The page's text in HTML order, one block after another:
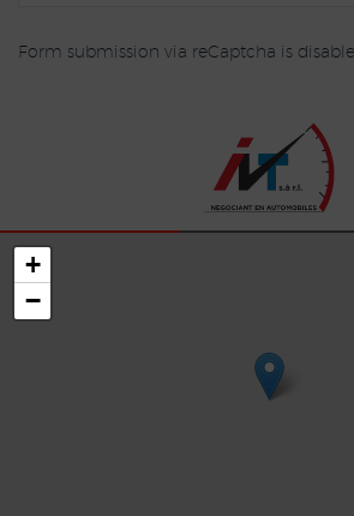
Form submission via reCaptcha is
+
−